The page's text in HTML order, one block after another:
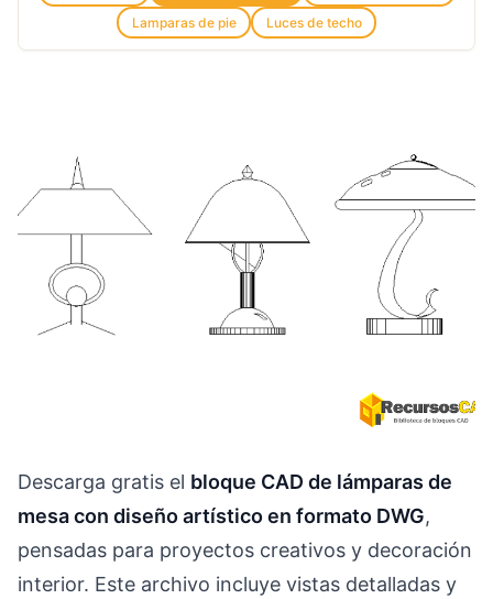
Lamparas de pie
Luces de techo
Descarga gratis el bloque CAD de lámparas de
mesa con diseño artístico en formato DWG,
pensadas para proyectos creativos y decoración
interior. Este archivo incluye vistas detalladas y